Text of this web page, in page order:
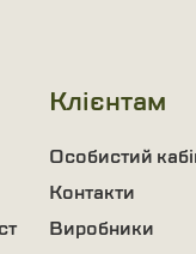
їжі,
Клієнтам
Особистий
Контакти
Виробники